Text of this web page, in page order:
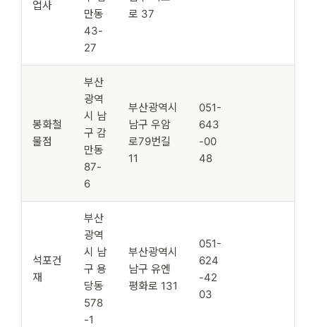
업사
만동
43-
27
로 37
봉화철
물점
부산
광역
시 남
구 감
만동
87-
6
부산광역시
남구 우암
로79번길
11
051-
643
-00
48
석포건
재
부산
광역
시 남
구 용
당동
578
-1
부산광역시
남구 유엔
평화로 131
051-
624
-42
03